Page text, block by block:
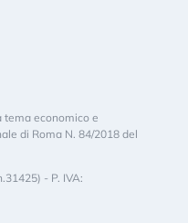
tema economico e
di Roma N. 84/2018 del
- P. IVA: